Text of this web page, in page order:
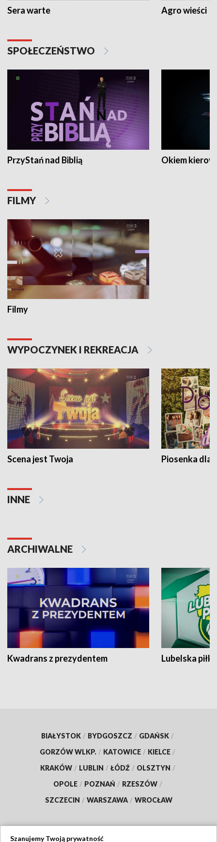
Sera warte Agro wieści
SPOŁECZEŃSTWO
PrzyStań nad Biblią Okiem
FILMY
Filmy
WYPOCZYNEK I REKREACJA
Scena jest Twoja Piosenka dla
INNE
ARCHIWALNE
Kwadrans z prezydentem Lubelska piłka
BIAŁYSTOK / BYDGOSZCZ / GDAŃSK /
GORZÓW WLKP. / KATOWICE / KIELCE /
KRAKÓW / LUBLIN / ŁÓDŹ / OLSZTYN /
OPOLE / POZNAŃ / RZESZÓW /
SZCZECIN / WARSZAWA / WROCŁAW
Szanujemy Twoją prywatność